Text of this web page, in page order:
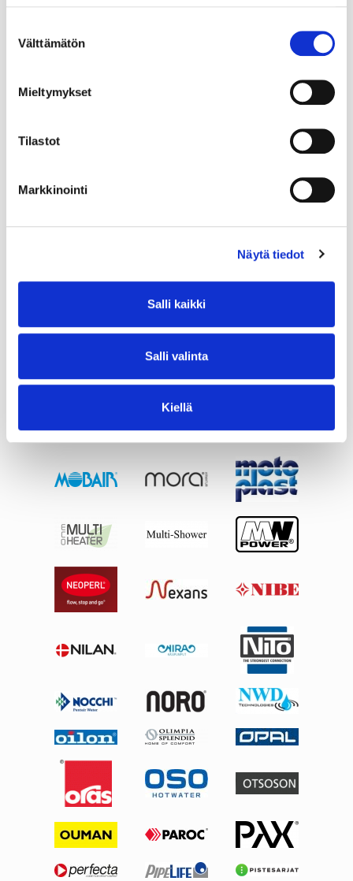
valinta
Välttämätön
Mieltymykset
Tilastot
Markkinointi
Näytä tiedot
Salli kaikki
Salli valinta
Kiellä